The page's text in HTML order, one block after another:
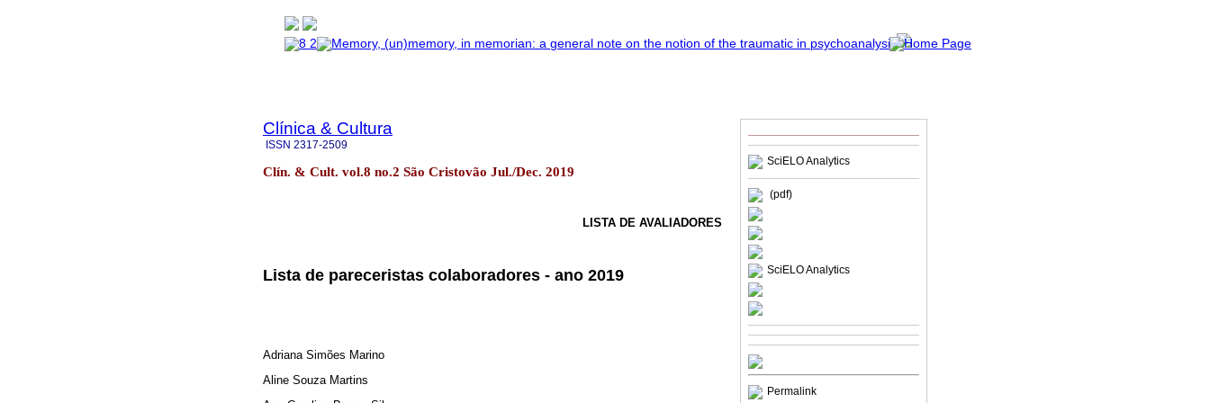
SciELO Analytics
(pdf)
SciELO Analytics
Permalink
Clínica & Cultura
ISSN 2317-2509
Clín. & Cult. vol.8 no.2 São Cristovão Jul./Dec. 2019
LISTA DE AVALIADORES
Lista de pareceristas colaboradores - ano 2019
Adriana Simões Marino
Aline Souza Martins